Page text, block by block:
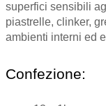
superfici sensibili
piastrelle, clinker,
ambienti interni ed
Confezione: